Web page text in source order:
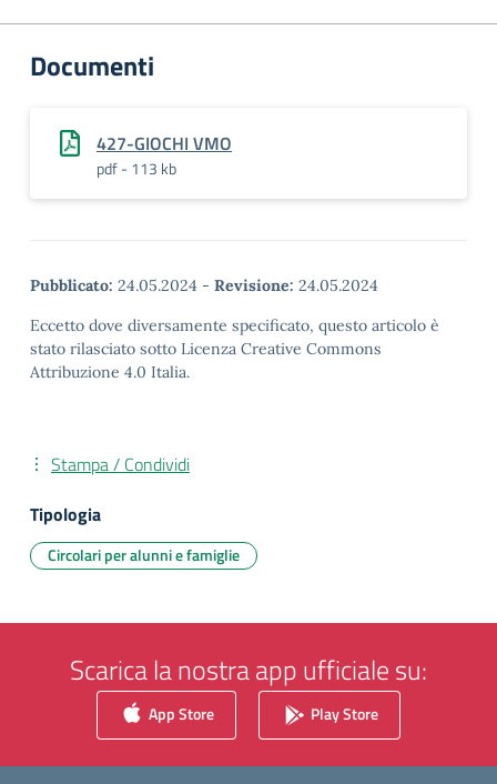
Documenti
427-GIOCHI VMO
pdf - 113 kb
Pubblicato: 24.05.2024 - Revisione: 24.05.2024
Eccetto dove diversamente specificato, questo articolo è
stato rilasciato sotto Licenza Creative Commons
Attribuzione 4.0 Italia.
Stampa / Condividi
Tipologia
Circolari per alunni e famiglie
Scarica la nostra app ufficiale su:
App Store Play Store